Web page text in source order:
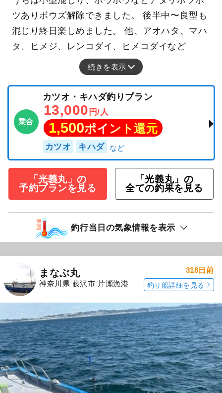
ツありボウズ解除できました。 後半中〜良型も
混じり終日楽しめました。 他、アオハタ、マハ
タ、ヒメジ、レンコダイ、ヒメコダイなど
続きを表示
乗合
カツオ・キハダ釣りプラン
13,000 円/人
1,500ポイント還元
カツオ キハダ
「光義丸」の
予約プランを見る
「光義丸」の
全ての釣果を見る
釣行当日の気象情報を表示
まなぶ丸
神奈川県 藤沢市 片瀬漁港
318日前
釣り船詳細を見る